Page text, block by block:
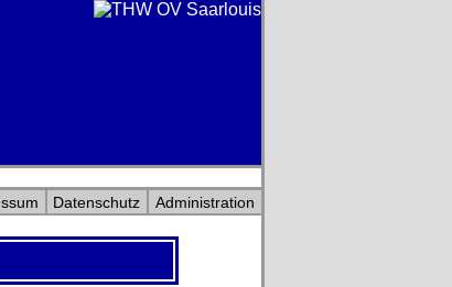
Datenschutz Administration